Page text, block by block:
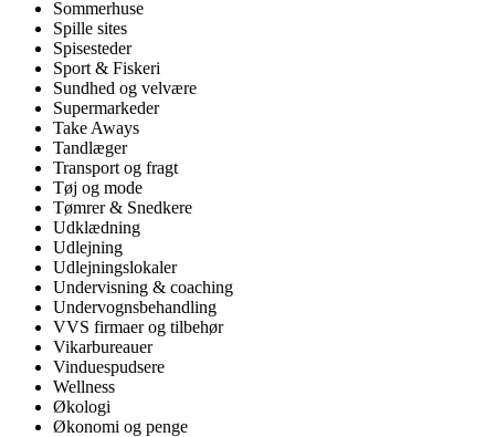
Sommerhuse
Spille sites
Spisesteder
Sport & Fiskeri
Sundhed og velvære
Supermarkeder
Take Aways
Tandlæger
Transport og fragt
Tøj og mode
Tømrer & Snedkere
Udklædning
Udlejning
Udlejningslokaler
Undervisning & coaching
Undervognsbehandling
VVS firmaer og tilbehør
Vikarbureauer
Vinduespudsere
Wellness
Økologi
Økonomi og penge